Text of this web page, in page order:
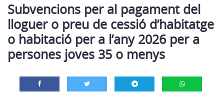
Subvencions per al pagament del
lloguer o preu de cessió d’habitatge
o habitació per a l’any 2026 per a
persones joves 35 o menys